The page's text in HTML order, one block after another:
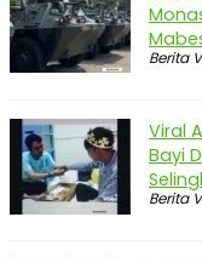
Berita
Viral
Bayi
Berita